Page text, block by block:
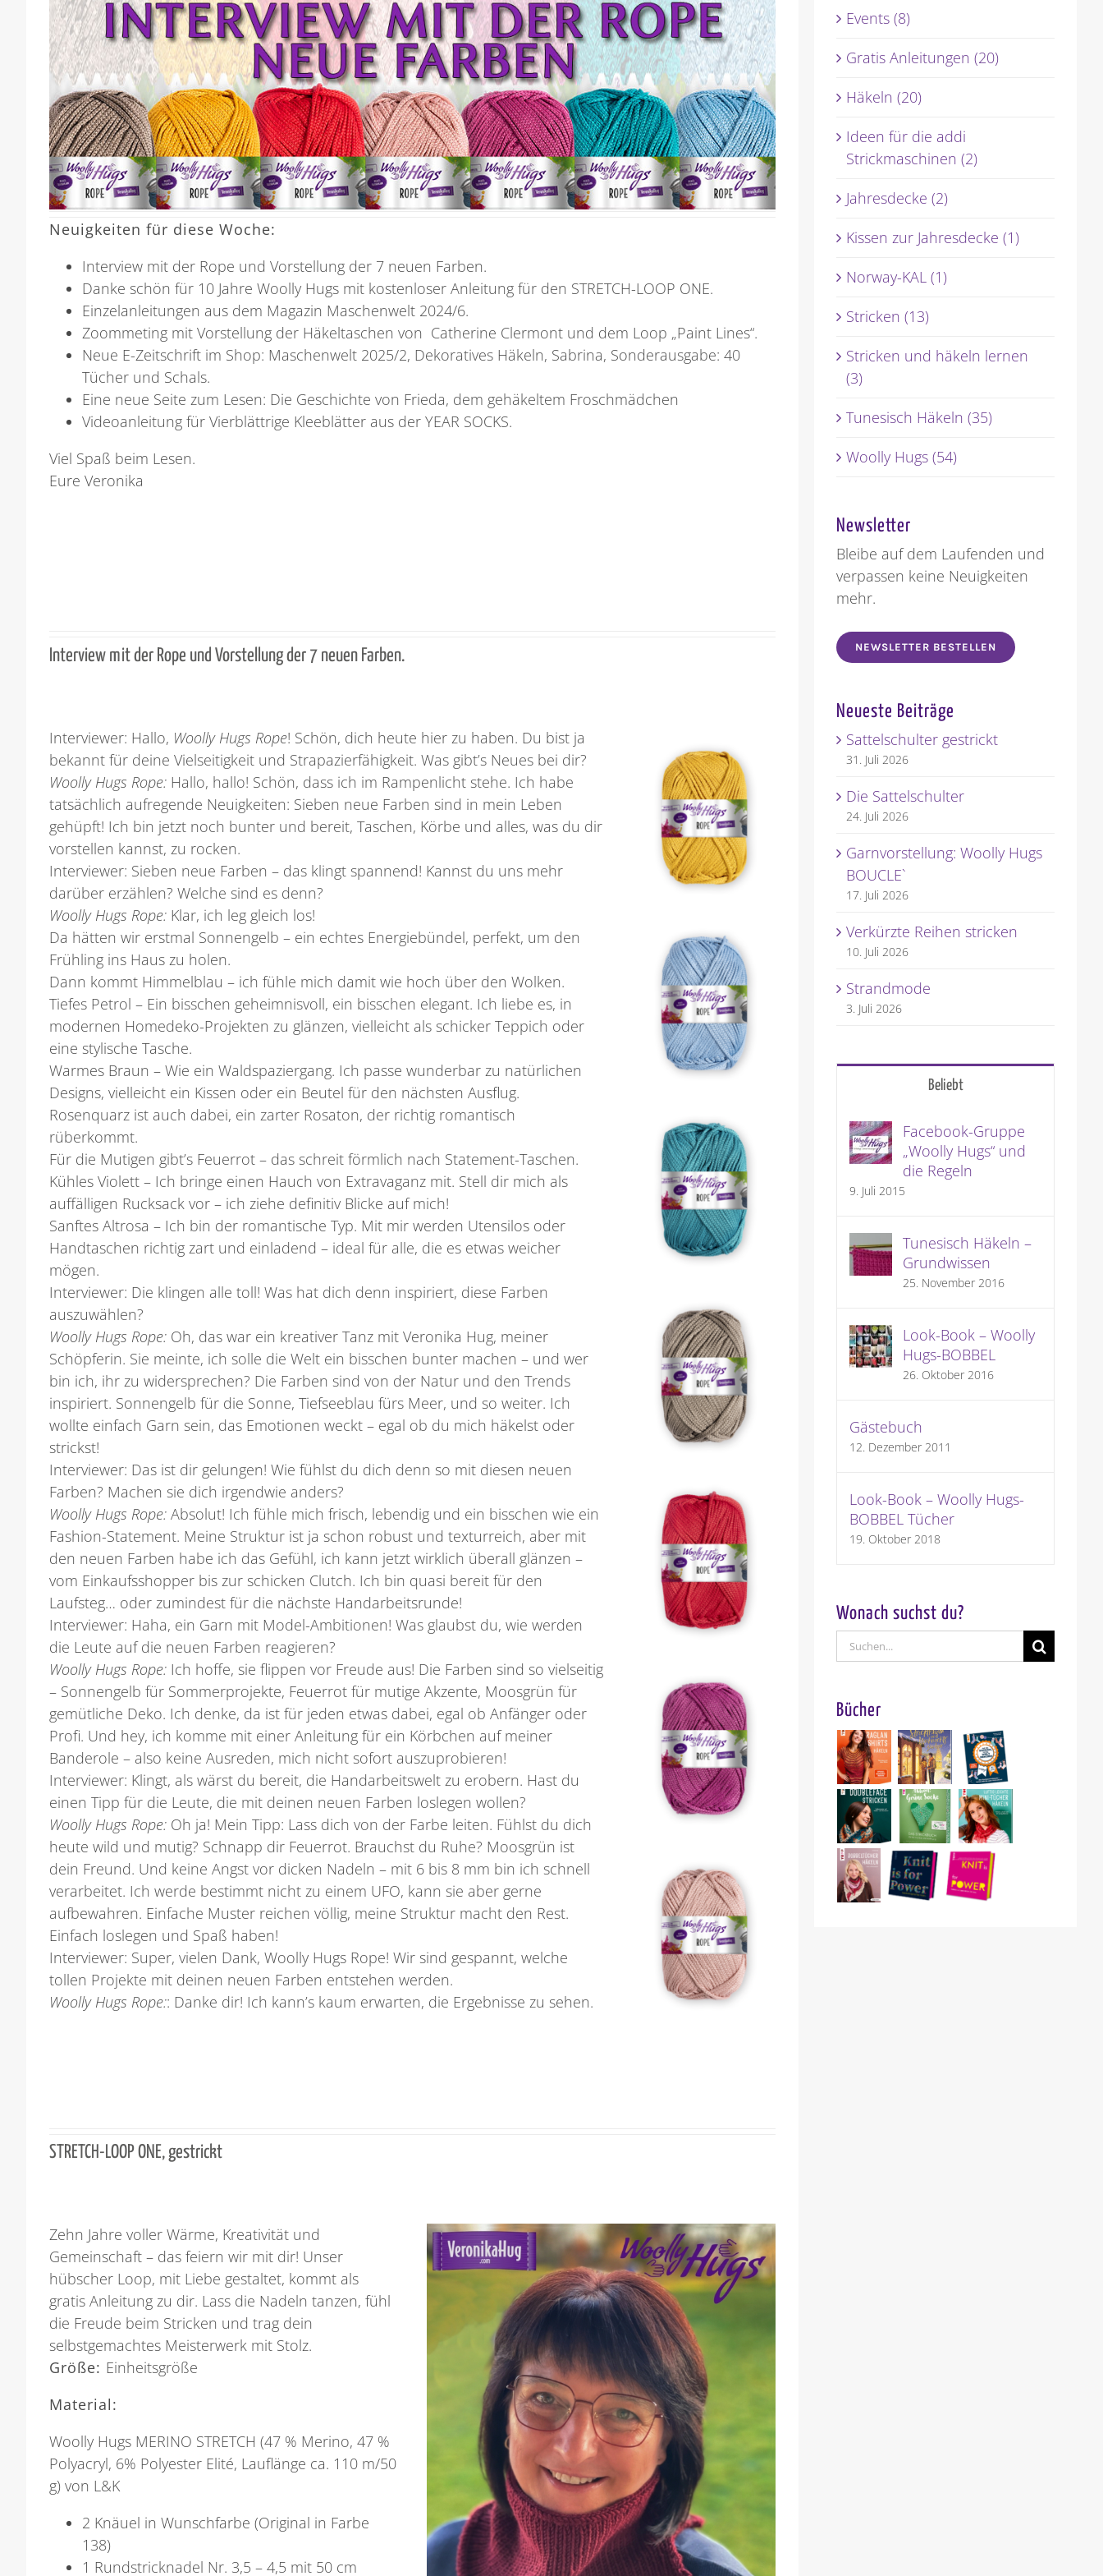
Neuigkeiten für diese Woche:
Interview mit der Rope und Vorstellung der 7 neuen Farben.
Danke schön für 10 Jahre Woolly Hugs mit kostenloser Anleitung für den STRETCH-LOOP ONE.
Einzelanleitungen aus dem Magazin Maschenwelt 2024/6.
Zoommeting mit Vorstellung der Häkeltaschen von Catherine Clermont und dem Loop „Paint Lines“.
Neue E-Zeitschrift im Shop: Maschenwelt 2025/2, Dekoratives Häkeln, Sabrina, Sonderausgabe: 40
Tücher und Schals.
Eine neue Seite zum Lesen: Die Geschichte von Frieda, dem gehäkeltem Froschmädchen
Videoanleitung für Vierblättrige Kleeblätter aus der YEAR SOCKS.
Viel Spaß beim Lesen.
Eure Veronika
Interview mit der Rope und Vorstellung der 7 neuen Farben.
Interviewer: Hallo, Woolly Hugs Rope! Schön, dich heute hier zu haben. Du bist ja
bekannt für deine Vielseitigkeit und Strapazierfähigkeit. Was gibt’s Neues bei dir?
Woolly Hugs Rope: Hallo, hallo! Schön, dass ich im Rampenlicht stehe. Ich habe
tatsächlich aufregende Neuigkeiten: Sieben neue Farben sind in mein Leben
gehüpft! Ich bin jetzt noch bunter und bereit, Taschen, Körbe und alles, was du dir
vorstellen kannst, zu rocken.
Interviewer: Sieben neue Farben – das klingt spannend! Kannst du uns mehr
darüber erzählen? Welche sind es denn?
Woolly Hugs Rope: Klar, ich leg gleich los!
Da hätten wir erstmal Sonnengelb – ein echtes Energiebündel, perfekt, um den
Frühling ins Haus zu holen.
Dann kommt Himmelblau – ich fühle mich damit wie hoch über den Wolken.
Tiefes Petrol – Ein bisschen geheimnisvoll, ein bisschen elegant. Ich liebe es, in
modernen Homedeko-Projekten zu glänzen, vielleicht als schicker Teppich oder
eine stylische Tasche.
Warmes Braun – Wie ein Waldspaziergang. Ich passe wunderbar zu natürlichen
Designs, vielleicht ein Kissen oder ein Beutel für den nächsten Ausflug.
Rosenquarz ist auch dabei, ein zarter Rosaton, der richtig romantisch
rüberkommt.
Für die Mutigen gibt’s Feuerrot – das schreit förmlich nach Statement-Taschen.
Kühles Violett – Ich bringe einen Hauch von Extravaganz mit. Stell dir mich als
auffälligen Rucksack vor – ich ziehe definitiv Blicke auf mich!
Sanftes Altrosa – Ich bin der romantische Typ. Mit mir werden Utensilos oder
Handtaschen richtig zart und einladend – ideal für alle, die es etwas weicher
mögen.
Interviewer: Die klingen alle toll! Was hat dich denn inspiriert, diese Farben
auszuwählen?
Woolly Hugs Rope: Oh, das war ein kreativer Tanz mit Veronika Hug, meiner
Schöpferin. Sie meinte, ich solle die Welt ein bisschen bunter machen – und wer
bin ich, ihr zu widersprechen? Die Farben sind von der Natur und den Trends
inspiriert. Sonnengelb für die Sonne, Tiefseeblau fürs Meer, und so weiter. Ich
wollte einfach Garn sein, das Emotionen weckt – egal ob du mich häkelst oder
strickst!
Interviewer: Das ist dir gelungen! Wie fühlst du dich denn so mit diesen neuen
Farben? Machen sie dich irgendwie anders?
Woolly Hugs Rope: Absolut! Ich fühle mich frisch, lebendig und ein bisschen wie ein
Fashion-Statement. Meine Struktur ist ja schon robust und texturreich, aber mit
den neuen Farben habe ich das Gefühl, ich kann jetzt wirklich überall glänzen –
vom Einkaufsshopper bis zur schicken Clutch. Ich bin quasi bereit für den
Laufsteg… oder zumindest für die nächste Handarbeitsrunde!
Interviewer: Haha, ein Garn mit Model-Ambitionen! Was glaubst du, wie werden
die Leute auf die neuen Farben reagieren?
Woolly Hugs Rope: Ich hoffe, sie flippen vor Freude aus! Die Farben sind so vielseitig
– Sonnengelb für Sommerprojekte, Feuerrot für mutige Akzente, Moosgrün für
gemütliche Deko. Ich denke, da ist für jeden etwas dabei, egal ob Anfänger oder
Profi. Und hey, ich komme mit einer Anleitung für ein Körbchen auf meiner
Banderole – also keine Ausreden, mich nicht sofort auszuprobieren!
Interviewer: Klingt, als wärst du bereit, die Handarbeitswelt zu erobern. Hast du
einen Tipp für die Leute, die mit deinen neuen Farben loslegen wollen?
Woolly Hugs Rope: Oh ja! Mein Tipp: Lass dich von der Farbe leiten. Fühlst du dich
heute wild und mutig? Schnapp dir Feuerrot. Brauchst du Ruhe? Moosgrün ist
dein Freund. Und keine Angst vor dicken Nadeln – mit 6 bis 8 mm bin ich schnell
verarbeitet. Ich werde bestimmt nicht zu einem UFO, kann sie aber gerne
aufbewahren. Einfache Muster reichen völlig, meine Struktur macht den Rest.
Einfach loslegen und Spaß haben!
Interviewer: Super, vielen Dank, Woolly Hugs Rope! Wir sind gespannt, welche
tollen Projekte mit deinen neuen Farben entstehen werden.
Woolly Hugs Rope:: Danke dir! Ich kann’s kaum erwarten, die Ergebnisse zu sehen.
STRETCH-LOOP ONE, gestrickt
Zehn Jahre voller Wärme, Kreativität und
Gemeinschaft – das feiern wir mit dir! Unser
hübscher Loop, mit Liebe gestaltet, kommt als
gratis Anleitung zu dir. Lass die Nadeln tanzen, fühl
die Freude beim Stricken und trag dein
selbstgemachtes Meisterwerk mit Stolz.
Größe: Einheitsgröße
Material:
Woolly Hugs MERINO STRETCH (47 % Merino, 47 %
Polyacryl, 6% Polyester Elité, Lauflänge ca. 110 m/50
g) von L&K
2 Knäuel in Wunschfarbe (Original in Farbe
138)
1 Rundstricknadel Nr. 3,5 – 4,5 mit 50 cm
Events (8)
Gratis Anleitungen (20)
Häkeln (20)
Ideen für die addi
Strickmaschinen (2)
Jahresdecke (2)
Kissen zur Jahresdecke (1)
Norway-KAL (1)
Stricken (13)
Stricken und häkeln lernen
(3)
Tunesisch Häkeln (35)
Woolly Hugs (54)
Newsletter
Bleibe auf dem Laufenden und
verpassen keine Neuigkeiten
mehr.
NEWSLETTER BESTELLEN
Neueste Beiträge
Sattelschulter gestrickt
31. Juli 2026
Die Sattelschulter
24. Juli 2026
Garnvorstellung: Woolly Hugs
BOUCLE`
17. Juli 2026
Verkürzte Reihen stricken
10. Juli 2026
Strandmode
3. Juli 2026
Beliebt
Facebook-Gruppe
„Woolly Hugs“ und
die Regeln
9. Juli 2015
Tunesisch Häkeln –
Grundwissen
25. November 2016
Look-Book – Woolly
Hugs-BOBBEL
26. Oktober 2016
Gästebuch
12. Dezember 2011
Look-Book – Woolly Hugs-
BOBBEL Tücher
19. Oktober 2018
Wonach suchst du?
Suche
nach:
Bücher